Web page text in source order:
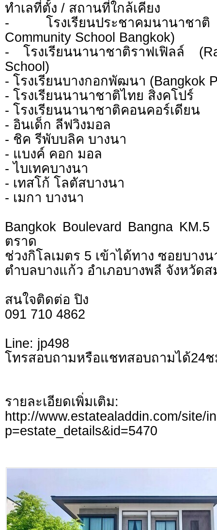
ทำเลที่ตั้ง / สถานที่ใกล้เคียง
- โรงเรียนประชาคมนานาชา
Community School Bangkok)
- โรงเรียนนานาชาติราฟเฟิลล์
School)
- โรงเรียนบางกอกพัฒนา (Bangkok
- โรงเรียนนานาชาติไทย สิงคโปร์
- โรงเรียนนานาชาติคอนคอร์เดียน
- อินเด็ก ลีฟวิงมอล
- ชิค รีพับบลิค บางนา
- แบงค์ คอก มอล
- ไบเทคบางนา
- เทสโก้ โลตัสบางนา
- เมกา บางนา
Bangkok Boulevard Bangna
ตราด
ช่วงกิโลเมตร 5 เข้าได้ทาง ซอยบาง
ตำบลบางแก้ว อำเภอบางพลี จังหวัด
สนใจติดต่อ​ ปิง
091 710 4862
Line: jp498
โทรสอบถามหรือแชทสอบถามได้24
รายละเอียดเพิ่มเติม:
http://www.estatealaddin.com/site/
p=estate_details&id=5470